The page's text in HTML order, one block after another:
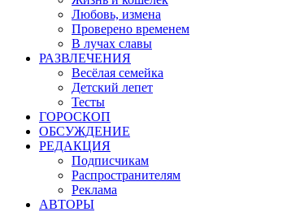
Любовь, измена
Проверено временем
В лучах славы
РАЗВЛЕЧЕНИЯ
Весёлая семейка
Детский лепет
Тесты
ГОРОСКОП
ОБСУЖДЕНИЕ
РЕДАКЦИЯ
Подписчикам
Распространителям
Реклама
АВТОРЫ